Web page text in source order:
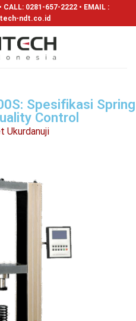
• CALL: 0281-657-2222 • EMAIL :
ndt.co.id
Spesifikasi Spring
Control
Ukurdanuji